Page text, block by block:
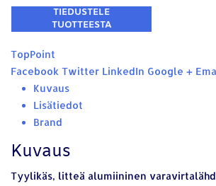
TopPoint
Facebook Twitter LinkedIn Google +
Kuvaus
Lisätiedot
Brand
Kuvaus
Tyylikäs, litteä alumiininen